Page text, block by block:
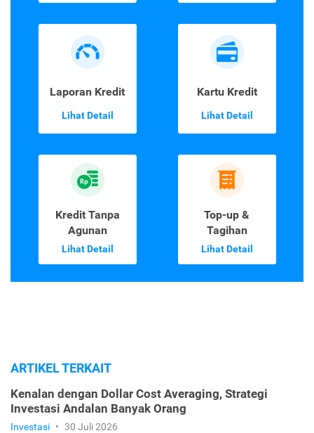
Laporan Kredit
Lihat Detail
Kartu Kredit
Lihat Detail
Kredit Tanpa
Agunan
Lihat Detail
Top-up &
Tagihan
Lihat Detail
ARTIKEL TERKAIT
Kenalan dengan Dollar Cost Averaging, Strategi
Investasi Andalan Banyak Orang
Investasi • 30 Juli 2026